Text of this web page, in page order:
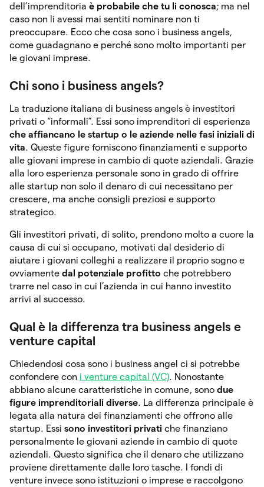
dell’imprenditoria è probabile che tu li conosca; ma nel
caso non li avessi mai sentiti nominare non ti
preoccupare. Ecco che cosa sono i business angels,
come guadagnano e perché sono molto importanti per
le giovani imprese.
Chi sono i business angels?
La traduzione italiana di business angels è investitori
privati o “informali”. Essi sono imprenditori di esperienza
che affiancano le startup o le aziende nelle fasi iniziali di
vita. Queste figure forniscono finanziamenti e supporto
alle giovani imprese in cambio di quote aziendali. Grazie
alla loro esperienza personale sono in grado di offrire
alle startup non solo il denaro di cui necessitano per
crescere, ma anche consigli preziosi e supporto
strategico.
Gli investitori privati, di solito, prendono molto a cuore la
causa di cui si occupano, motivati dal desiderio di
aiutare i giovani colleghi a realizzare il proprio sogno e
ovviamente dal potenziale profitto che potrebbero
trarre nel caso in cui l’azienda in cui hanno investito
arrivi al successo.
Qual è la differenza tra business angels e
venture capital
Chiedendosi cosa sono i business angel ci si potrebbe
confondere con i venture capital (VC). Nonostante
abbiano alcune caratteristiche in comune, sono due
figure imprenditoriali diverse. La differenza principale è
legata alla natura dei finanziamenti che offrono alle
startup. Essi sono investitori privati che finanziano
personalmente le giovani aziende in cambio di quote
aziendali. Questo significa che il denaro che utilizzano
proviene direttamente dalle loro tasche. I fondi di
venture invece sono istituzioni o imprese e raccolgono